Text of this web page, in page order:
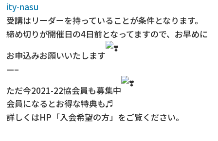
ity-nasu
受講はリーダーを持っていることが条件となります。
締め切りが開催日の4日前となってますので、お早めに
お申込みお願いいたします
—–
ただ今2021-22協会員も募集中
会員になるとお得な特典も♬
詳しくはHP「入会希望の方」をご覧ください。